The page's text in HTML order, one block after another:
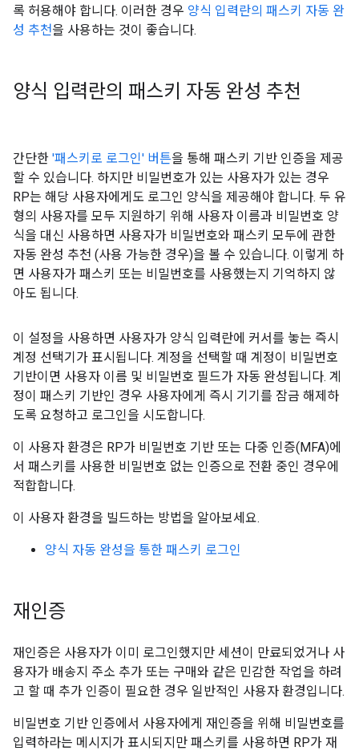
록 허용해야 합니다. 이러한 경우 양식 입력란의 패스키 자동 완
성 추천을 사용하는 것이 좋습니다.
양식 입력란의 패스키 자동 완성 추천
간단한 '패스키로 로그인' 버튼을 통해 패스키 기반 인증을 제공
할 수 있습니다. 하지만 비밀번호가 있는 사용자가 있는 경우
RP는 해당 사용자에게도 로그인 양식을 제공해야 합니다. 두 유
형의 사용자를 모두 지원하기 위해 사용자 이름과 비밀번호 양
식을 대신 사용하면 사용자가 비밀번호와 패스키 모두에 관한
자동 완성 추천 (사용 가능한 경우)을 볼 수 있습니다. 이렇게 하
면 사용자가 패스키 또는 비밀번호를 사용했는지 기억하지 않
아도 됩니다.
이 설정을 사용하면 사용자가 양식 입력란에 커서를 놓는 즉시
계정 선택기가 표시됩니다. 계정을 선택할 때 계정이 비밀번호
기반이면 사용자 이름 및 비밀번호 필드가 자동 완성됩니다. 계
정이 패스키 기반인 경우 사용자에게 즉시 기기를 잠금 해제하
도록 요청하고 로그인을 시도합니다.
이 사용자 환경은 RP가 비밀번호 기반 또는 다중 인증(MFA)에
서 패스키를 사용한 비밀번호 없는 인증으로 전환 중인 경우에
적합합니다.
이 사용자 환경을 빌드하는 방법을 알아보세요.
양식 자동 완성을 통한 패스키 로그인
재인증
재인증은 사용자가 이미 로그인했지만 세션이 만료되었거나 사
용자가 배송지 주소 추가 또는 구매와 같은 민감한 작업을 하려
고 할 때 추가 인증이 필요한 경우 일반적인 사용자 환경입니다.
비밀번호 기반 인증에서 사용자에게 재인증을 위해 비밀번호를
입력하라는 메시지가 표시되지만 패스키를 사용하면 RP가 재